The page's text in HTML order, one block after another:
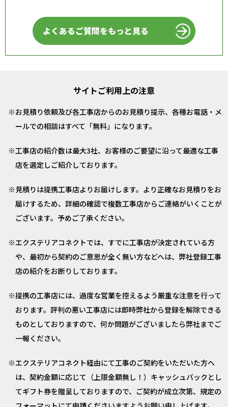
よくあるご質問をもっと見る
サイトご利用上の注意
お見積り依頼及び各工事店からのお見積り提示、各種お電話・メ
ールでの相談はすべて「無料」になります。
工事店の紹介数は最大3社、お客様のご要望に沿って最適な工事
店を選定しご紹介しております。
見積りは提携工事店よりお届けします。より正確なお見積りをお
届けするため、詳細の確認で複数工事店からご連絡がいくことが
ございます。予めご了承ください。
エクステリアコネクトでは、すでに工事店が決定されている方
や、最初から契約のご意思が全く無い方などへは、弊社登録工事
店の紹介をお断りしております。
提携の工事店には、過度な営業を控えるよう厳重な注意を行って
おります。評判の悪い工事店には即時弊社から登録を解除できる
ものとしておりますので、何か問題がございましたら弊社までご
一報ください。
エクステリアコネクト経由にて工事のご契約をいただいた方へ
は、契約金額に応じて（上限金額無し！）キャッシュバックとし
てギフト券を贈呈しておりますので、ご契約が成立次第、規定の